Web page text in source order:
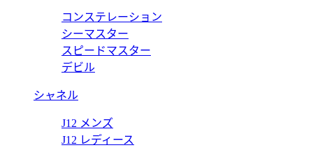
メーター デイト 01 737 7721 4031-07 8 21 79 【2025年新作
コンステレーション
シーマスター
スピードマスター
デビル
シャネル
J12 メンズ
J12 レディース